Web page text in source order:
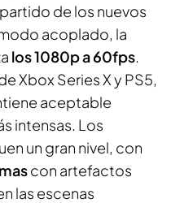
de los nuevos
acoplado, la
los 1080p a 60fps.
Xbox Series X y PS5,
aceptable
intensas. Los
un gran nivel, con
con artefactos
las escenas